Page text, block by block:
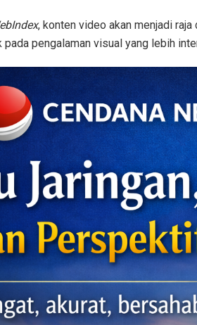
, konten video akan menjadi
pengalaman visual yang lebih